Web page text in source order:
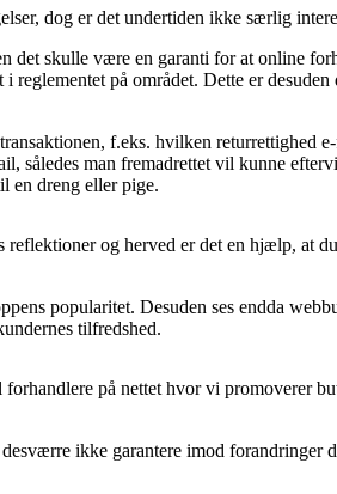
dog er det undertiden ikke særlig
det skulle være en garanti for at online
på området. Dette er
f.eks. hvilken returrettighed
således man fremadrettet vil kunne
en dreng eller pige.
og herved er det en hjælp, at
popularitet. Desuden ses endda
tilfredshed.
på nettet hvor vi promoverer
ikke garantere imod forandringer